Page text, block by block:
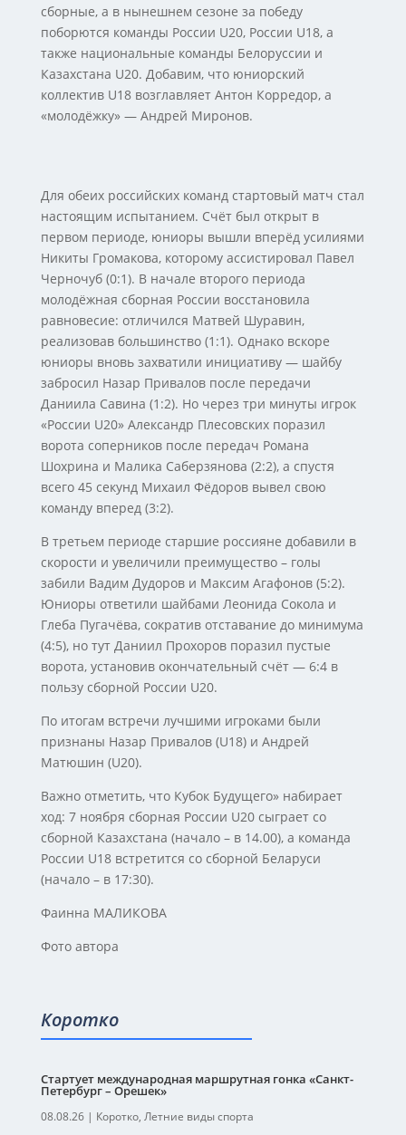
сборные, а в нынешнем сезоне за победу
поборются команды России U20, России U18, а
также национальные команды Белоруссии и
Казахстана U20. Добавим, что юниорский
коллектив U18 возглавляет Антон Корредор, а
«молодёжку» — Андрей Миронов.
Для обеих российских команд стартовый матч стал
настоящим испытанием. Счёт был открыт в
первом периоде, юниоры вышли вперёд усилиями
Никиты Громакова, которому ассистировал Павел
Черночуб (0:1). В начале второго периода
молодёжная сборная России восстановила
равновесие: отличился Матвей Шуравин,
реализовав большинство (1:1). Однако вскоре
юниоры вновь захватили инициативу — шайбу
забросил Назар Привалов после передачи
Даниила Савина (1:2). Но через три минуты игрок
«России U20» Александр Плесовских поразил
ворота соперников после передач Романа
Шохрина и Малика Саберзянова (2:2), а спустя
всего 45 секунд Михаил Фёдоров вывел свою
команду вперед (3:2).
В третьем периоде старшие россияне добавили в
скорости и увеличили преимущество – голы
забили Вадим Дудоров и Максим Агафонов (5:2).
Юниоры ответили шайбами Леонида Сокола и
Глеба Пугачёва, сократив отставание до минимума
(4:5), но тут Даниил Прохоров поразил пустые
ворота, установив окончательный счёт — 6:4 в
пользу сборной России U20.
По итогам встречи лучшими игроками были
признаны Назар Привалов (U18) и Андрей
Матюшин (U20).
Важно отметить, что Кубок Будущего» набирает
ход: 7 ноября сборная России U20 сыграет со
сборной Казахстана (начало – в 14.00), а команда
России U18 встретится со сборной Беларуси
(начало – в 17:30).
Фаинна МАЛИКОВА
Фото автора
Коротко
Стартует международная маршрутная гонка «Санкт-
Петербург – Орешек»
08.08.26| Коротко, Летние виды спорта